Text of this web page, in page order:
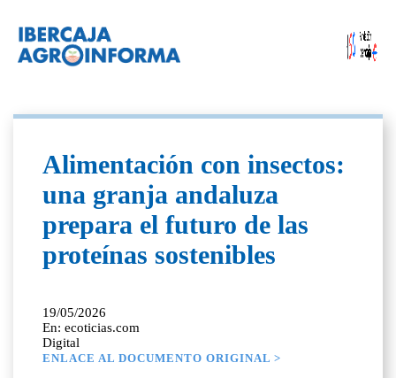
Alimentación con insectos:
una granja andaluza
prepara el futuro de las
proteínas sostenibles
19/05/2026
En: ecoticias.com
Digital
ENLACE AL DOCUMENTO ORIGINAL >